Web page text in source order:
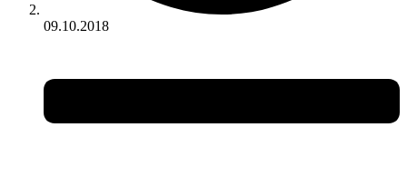
09.10.2018